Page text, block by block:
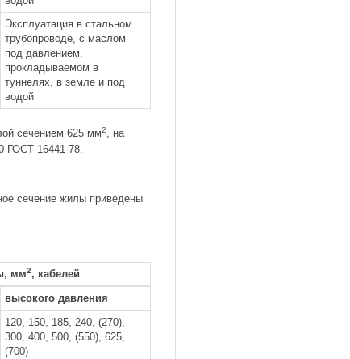
Эксплуатация в стальном
трубопроводе, с маслом
под давлением,
прокладываемом в
туннелях, в земле и под
водой
сечением 625 мм2
, на
ГОСТ 16441-78.
сечение жилы приведены
мм2, кабелей
высокого давления
120, 150, 185, 240, (270),
300, 400, 500, (550), 625,
(700)